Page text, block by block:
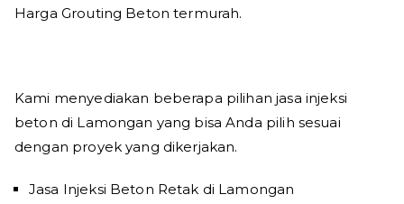
Harga Grouting Beton termurah.
Kami menyediakan beberapa pilihan jasa injeksi
beton di Lamongan yang bisa Anda pilih sesuai
dengan proyek yang dikerjakan.
Jasa Injeksi Beton Retak di Lamongan